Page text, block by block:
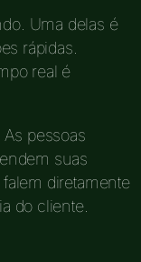
Uma delas é
rápidas.
real é
pessoas
suas
diretamente
do cliente.